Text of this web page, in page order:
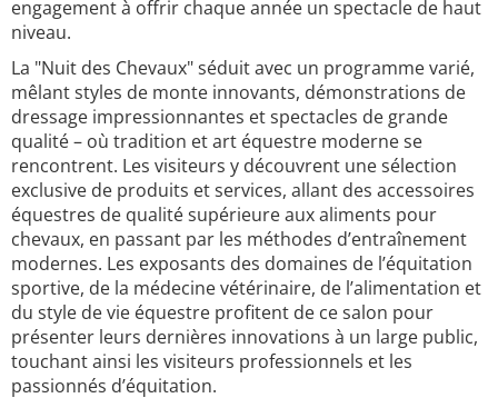
engagement à offrir chaque année un spectacle de haut
niveau.
La "Nuit des Chevaux" séduit avec un programme varié,
mêlant styles de monte innovants, démonstrations de
dressage impressionnantes et spectacles de grande
qualité – où tradition et art équestre moderne se
rencontrent. Les visiteurs y découvrent une sélection
exclusive de produits et services, allant des accessoires
équestres de qualité supérieure aux aliments pour
chevaux, en passant par les méthodes d’entraînement
modernes. Les exposants des domaines de l’équitation
sportive, de la médecine vétérinaire, de l’alimentation et
du style de vie équestre profitent de ce salon pour
présenter leurs dernières innovations à un large public,
touchant ainsi les visiteurs professionnels et les
passionnés d’équitation.